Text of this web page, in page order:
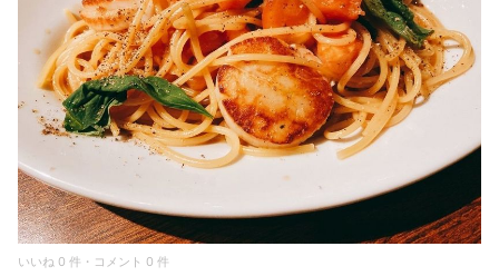
いいね 0 件・コメント 0 件